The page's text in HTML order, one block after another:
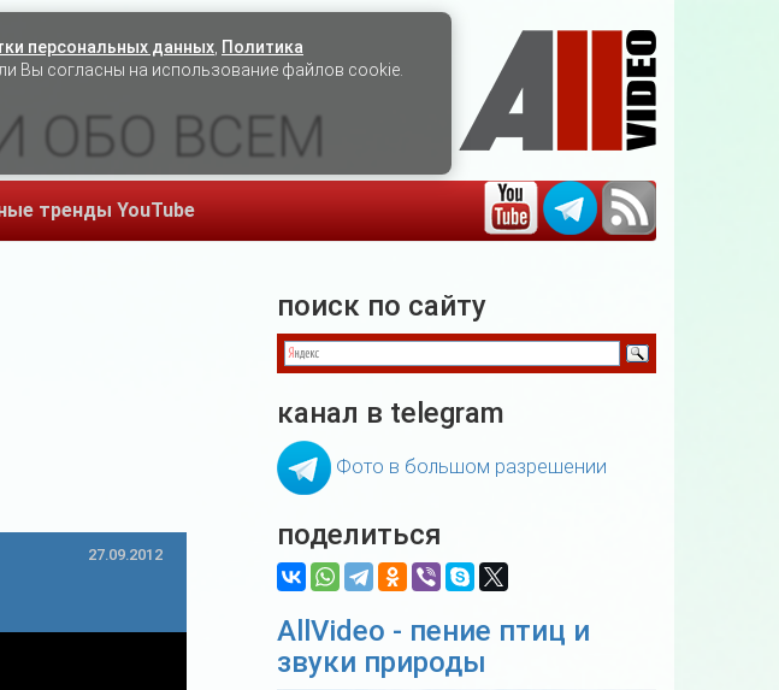
ОБО ВСЕМ
тренды YouTube
27.09.2012
поиск по сайту
канал в telegram
Фото в большом разрешении
поделиться
AllVideo - пение птиц и
звуки природы
персональных данных Политика
Вы согласны на использование файлов cookie.